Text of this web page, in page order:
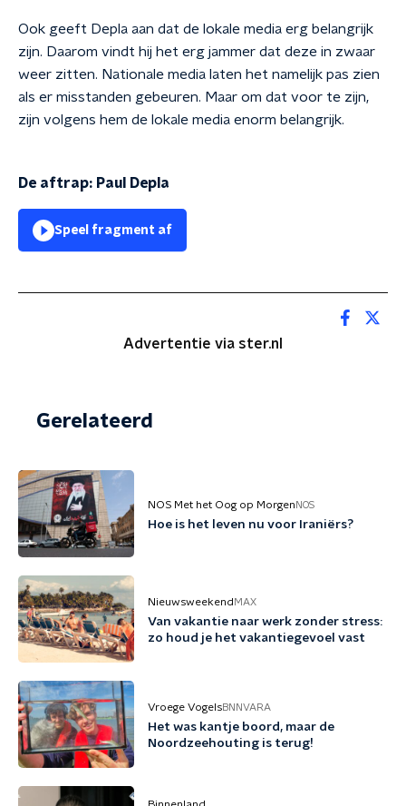
Ook geeft Depla aan dat de lokale media erg belangrijk
zijn. Daarom vindt hij het erg jammer dat deze in zwaar
weer zitten. Nationale media laten het namelijk pas zien
als er misstanden gebeuren. Maar om dat voor te zijn,
zijn volgens hem de lokale media enorm belangrijk.
De aftrap: Paul Depla
Speel fragment af
Advertentie via ster.nl
Gerelateerd
NOS Met het Oog op Morgen NOS
Hoe is het leven nu voor Iraniërs?
Nieuwsweekend MAX
Van vakantie naar werk zonder stress:
zo houd je het vakantiegevoel vast
Vroege VogelsBNNVARA
Het was kantje boord, maar de
Noordzeehouting is terug!